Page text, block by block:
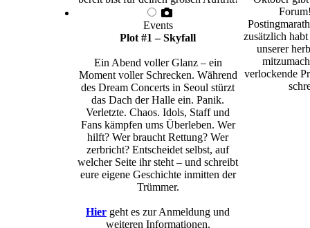
Events
Plot #1 – Skyfall
Ein Abend voller Glanz – ein
Moment voller Schrecken. Während
des Dream Concerts in Seoul stürzt
das Dach der Halle ein. Panik.
Verletzte. Chaos. Idols, Staff und
Fans kämpfen ums Überleben. Wer
hilft? Wer braucht Rettung? Wer
zerbricht? Entscheidet selbst, auf
welcher Seite ihr steht – und schreibt
eure eigene Geschichte inmitten der
Trümmer.
Hier geht es zur Anmeldung und
weiteren Informationen.
zusätzlich
unserer
verlockende